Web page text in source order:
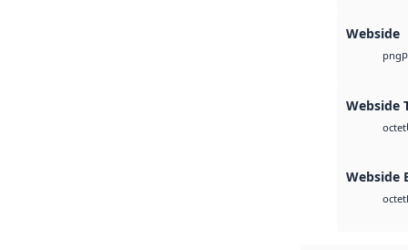
Webside
png
Webside
octet
Webside
octet